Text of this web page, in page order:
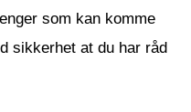
som kan komme
sikkerhet at du har råd